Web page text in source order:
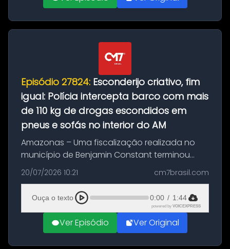
Episódio 27824: Esconderijo criativo, fim
igual: Polícia intercepta barco com mais
de 110 kg de drogas escondidos em
pneus e sofás no interior do AM
Amazonas – Uma fiscalização realizada no
município de Benjamin Constant terminou
com a apreensão de aproximadamente 115
quilos de entorpecentes em uma
embarcação atracada no porto da cidade. O
materia...
20/07/2026 10:21 cm7brasil.com
Ouça o texto 0:00 / 1:44
powered by VOICEXPRESS
Ver Episódio Ver Original